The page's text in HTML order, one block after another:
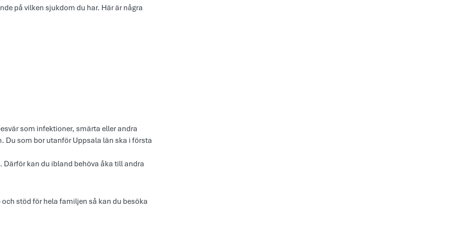
på vilken sjukdom du har. Här är några
som infektioner, smärta eller andra
Du som bor utanför Uppsala län ska i första
Därför kan du ibland behöva åka till andra
stöd för hela familjen så kan du besöka